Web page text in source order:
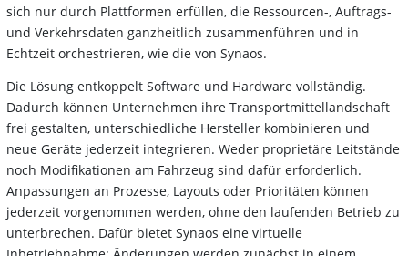
sich nur durch Plattformen erfüllen, die Ressourcen-, Auftrags-
und Verkehrsdaten ganzheitlich zusammenführen und in
Echtzeit orchestrieren, wie die von Synaos.
Die Lösung entkoppelt Software und Hardware vollständig.
Dadurch können Unternehmen ihre Transportmittellandschaft
frei gestalten, unterschiedliche Hersteller kombinieren und
neue Geräte jederzeit integrieren. Weder proprietäre Leitstände
noch Modifikationen am Fahrzeug sind dafür erforderlich.
Anpassungen an Prozesse, Layouts oder Prioritäten können
jederzeit vorgenommen werden, ohne den laufenden Betrieb zu
unterbrechen. Dafür bietet Synaos eine virtuelle